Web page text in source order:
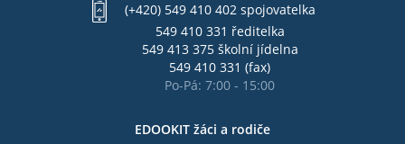
(+420) 549 410 402 spojovatelka
549 410 331 ředitelka
549 413 375 školní jídelna
549 410 331 (fax)
Po-Pá: 7:00 - 15:00
EDOOKIT žáci a rodiče